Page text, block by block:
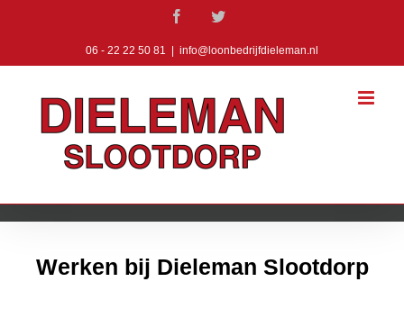
FacebookTwitter
06 - 22 22 50 81 info@loonbedrijfdieleman.nl
Werken bij Dieleman Slootdorp